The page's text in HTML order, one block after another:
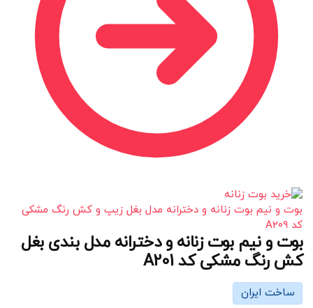
بوت و نیم بوت زنانه و دخترانه مدل بغل زیپ و کش رنگ مشکی
کد A209
بوت و نیم بوت زنانه و دخترانه مدل بندی بغل
کش رنگ مشکی کد A201
ساخت ایران